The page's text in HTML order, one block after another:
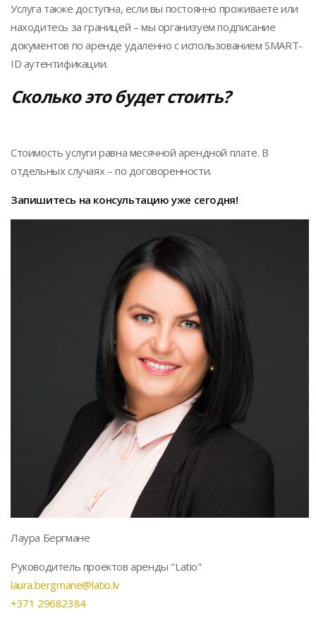
Услуга также доступна, если вы постоянно проживаете или
находитесь за границей – мы организуем подписание
документов по аренде удаленно с использованием SMART-
ID аутентификации.
Сколько это будет стоить?
Стоимость услуги равна месячной арендной плате. В
отдельных случаях – по договоренности.
Запишитесь на консультациюуже сегодня!
Лаура Бергмане
Руководитель проектов аренды "Latio"
laura.bergmane@latio.lv
+371 29682384